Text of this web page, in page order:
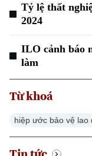
Hà Nội
Tỷ lệ thất
2024
ILO cảnh báo
làm
Từ khoá
hiệp ước bảo vệ lao